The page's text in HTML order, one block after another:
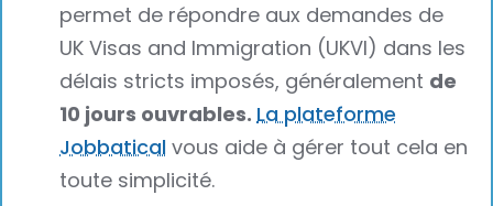
permet de répondre aux demandes de
UK Visas and Immigration (UKVI) dans les
délais stricts imposés, généralement de
10 jours ouvrables.La plateforme
Jobbatical vous aide à gérer tout cela en
toute simplicité.